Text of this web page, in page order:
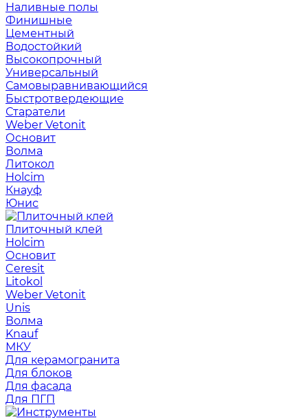
Наливные полы
Финишные
Цементный
Водостойкий
Высокопрочный
Универсальный
Самовыравнивающийся
Быстротвердеющие
Старатели
Weber Vetonit
Основит
Волма
Литокол
Holcim
Кнауф
Юнис
Плиточный клей
Holcim
Основит
Ceresit
Litokol
Weber Vetonit
Unis
Волма
Knauf
МКУ
Для керамогранита
Для блоков
Для фасада
Для ПГП